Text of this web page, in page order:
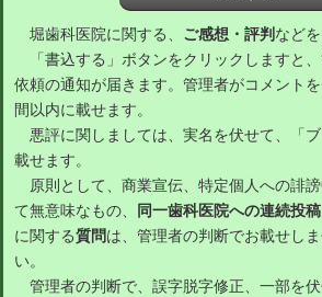
堀歯科医院に関する、 ご感想・評判 など
「書込する」ボタンをクリックしますと
依頼の通知が届きます。管理者がコメント
間以内に載せます。
悪評に関しましては、実名を伏せて、「
載せます。
原則として、商業宣伝、特定個人への誹
て無意味なもの、
同一歯科医院への連続投稿
に関する質問は、管理者の判断でお載せし
い。
管理者の判断で、誤字脱字修正、一部を